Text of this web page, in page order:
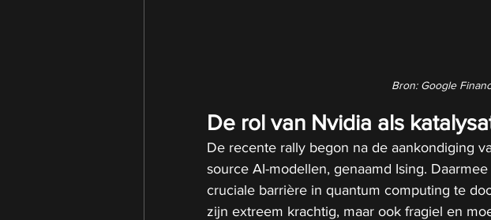
Bron: Google
De rol van Nvidia als
De recente rally begon na de aankondiging
source AI-modellen, genaamd Ising.
cruciale barrière in quantum computing te
zijn extreem krachtig, maar ook fragiel en